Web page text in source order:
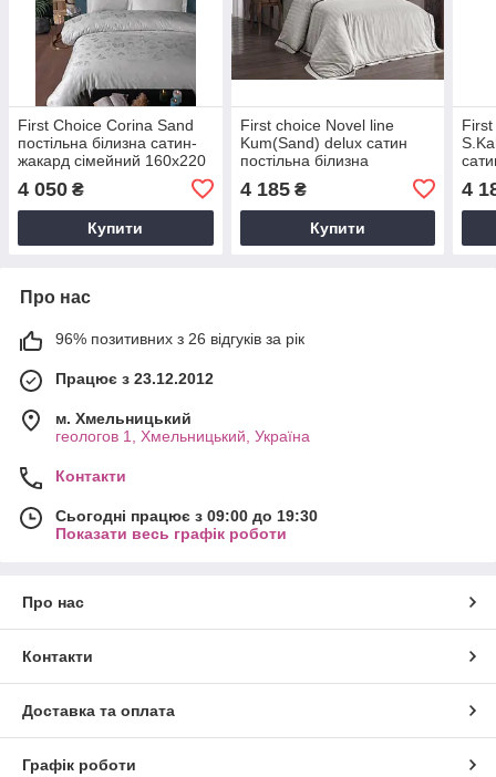
First Choice Corina Sand
постільна білизна сатин-
жакард сімейний 160х220
4 050 ₴
Купити
First choice Novel line
Kum(Sand) delux сатин
постільна білизна
4 185₴
Купити
4
Про нас
96% позитивних з 26 відгуків за рік
Працює з 23.12.2012
м. Хмельницький
геологов 1, Хмельницький, Україна
Контакти
Сьогодні працює з 09:00 до 19:30
Показати весь графік роботи
Про нас
Контакти
Доставка та оплата
Графік роботи